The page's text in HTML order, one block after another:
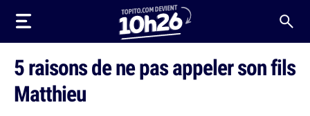
5 raisons de ne pas appeler son fils
Matthieu